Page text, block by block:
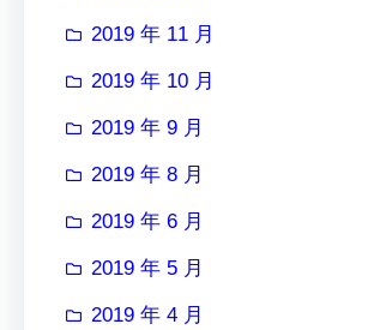
2019 年 11 月
2019 年 10 月
2019 年 9 月
2019 年 8 月
2019 年 6 月
2019 年 5 月
2019 年 4 月